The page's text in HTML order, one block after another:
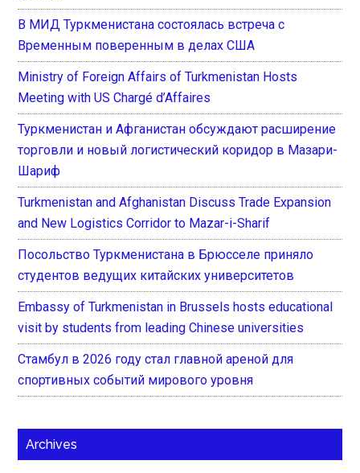
В МИД Туркменистана состоялась встреча с
Временным поверенным в делах США
Ministry of Foreign Affairs of Turkmenistan Hosts
Meeting with US Chargé d’Affaires
Туркменистан и Афганистан обсуждают расширение
торговли и новый логистический коридор в Мазари-
Шариф
Turkmenistan and Afghanistan Discuss Trade Expansion
and New Logistics Corridor to Mazar-i-Sharif
Посольство Туркменистана в Брюсселе приняло
студентов ведущих китайских университетов
Embassy of Turkmenistan in Brussels hosts educational
visit by students from leading Chinese universities
Стамбул в 2026 году стал главной ареной для
спортивных событий мирового уровня
Archives